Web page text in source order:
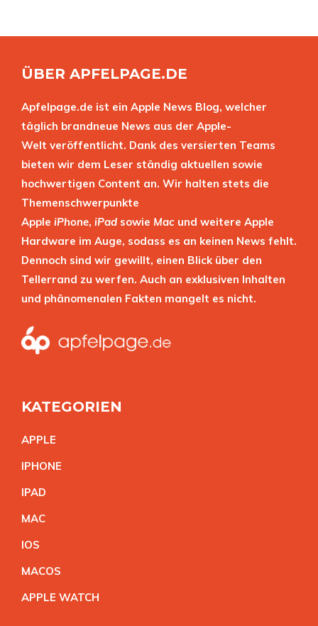
ÜBER APFELPAGE.DE
Apfelpage.de ist ein Apple News Blog, welcher
täglich brandneue News aus der Apple-
Welt veröffentlicht. Dank des versierten Teams
bieten wir dem Leser ständig aktuellen sowie
hochwertigen Content an. Wir halten stets die
Themenschwerpunkte
Apple iPhone, iPad sowie Mac und weitere Apple
Hardware im Auge, sodass es an keinen News fehlt.
Dennoch sind wir gewillt, einen Blick über den
Tellerrand zu werfen. Auch an exklusiven Inhalten
und phänomenalen Fakten mangelt es nicht.
KATEGORIEN
APPLE
IPHONE
IPAD
MAC
IOS
MACOS
APPLE WATCH